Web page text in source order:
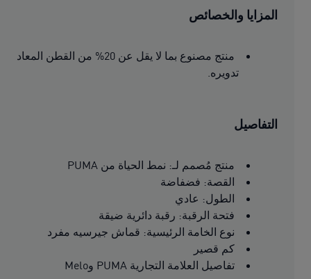
المزايا والخصائص
منتج مصنوع بما لا يقل عن 20% من القطن المعاد
تدويره.
التفاصيل
منتج مُصمم لـ: نمط الحياة من PUMA
القصة: فضفاضة
الطول: عادي
فتحة الرقبة: رقبة دائرية ضيقة
نوع الخامة الرئيسية: قماش جيرسيه مفرد
كم قصير
تفاصيل العلامة التجارية PUMA وMelo